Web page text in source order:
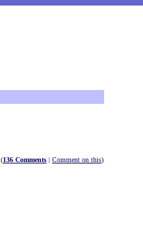
(136 Comments | Comment on this)